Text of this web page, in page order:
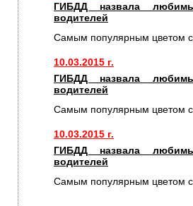
ГИБДД назвала
водителей
Самым популярным цветом
10.03.2015 г.
ГИБДД назвала
водителей
Самым популярным цветом
10.03.2015 г.
ГИБДД назвала
водителей
Самым популярным цветом